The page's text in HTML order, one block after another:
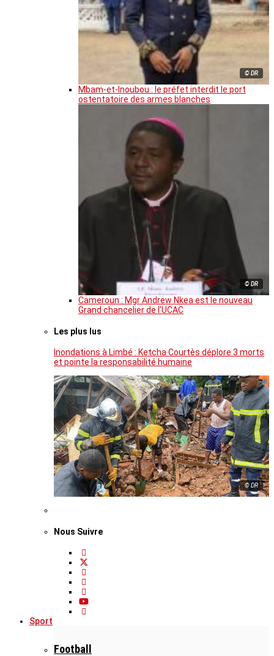
© DR
Mbam-et-Inoubou : le préfet interdit le port
ostentatoire des armes blanches
© DR
Cameroun : Mgr Andrew Nkea est le nouveau
Grand chancelier de l’UCAC
Les plus lus
Inondations à Limbé : Ketcha Courtès déplore 3 morts
et pointe la responsabilité humaine
© DR
Nous Suivre
Sport
Football